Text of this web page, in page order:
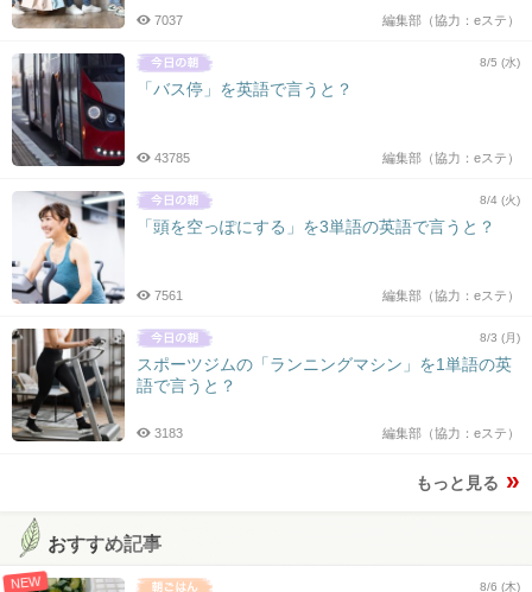
編集部（協力：eステ）
7037
8/5 (水)
「バス停」を英語で言うと？
編集部（協力：eステ）
43785
8/4 (火)
「頭を空っぽにする」を3単語の英語で言うと？
編集部（協力：eステ）
7561
8/3 (月)
スポーツジムの「ランニングマシン」を1単語の英
語で言うと？
編集部（協力：eステ）
3183
もっと見る
おすすめ記事
NEW 8/6 (木)